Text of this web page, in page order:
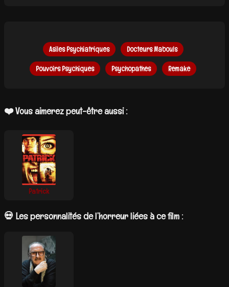
Asiles Psychiatriques Docteurs Mabouls
Pouvoirs Psychiques Psychopathes Remake
❤️ Vous aimerez peut-être aussi :
Patrick
💀 Les personnalités de l’horreur liées à ce film :